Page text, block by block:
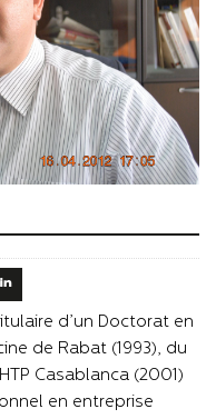
d’un Doctorat en
de Rabat (1993), du
Casablanca (2001)
en entreprise